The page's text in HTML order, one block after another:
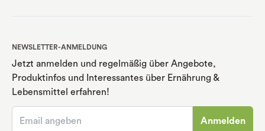
NEWSLETTER-ANMELDUNG
Jetzt anmelden und regelmäßig über Angebote,
Produktinfos und Interessantes über Ernährung &
Lebensmittel erfahren!
Anmelden